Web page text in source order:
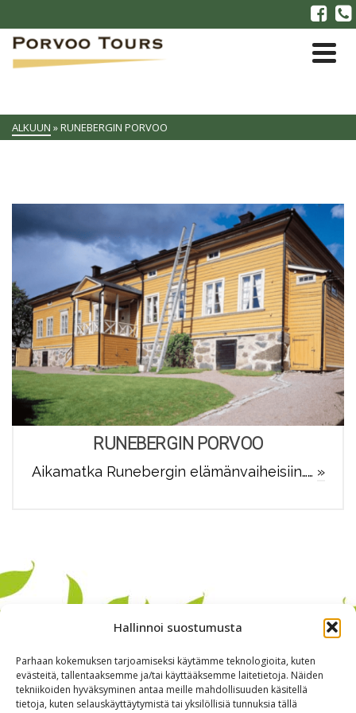
Hallinnoi suostumusta
Parhaan kokemuksen tarjoamiseksi käytämme teknologioita, kuten
evästeitä, tallentaaksemme ja/tai käyttääksemme laitetietoja. Näiden
tekniikoiden hyväksyminen antaa meille mahdollisuuden käsitellä
tietoja, kuten selauskäyttäytymistä tai yksilöllisiä tunnuksia tällä
ALKUUN »RUNEBERGIN PORVOO
RUNEBERGIN PORVOO
Aikamatka Runebergin elämänvaiheisiin…… »